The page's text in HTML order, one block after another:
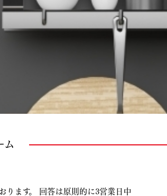
ム
ります。 回答は原則的に3営業日中